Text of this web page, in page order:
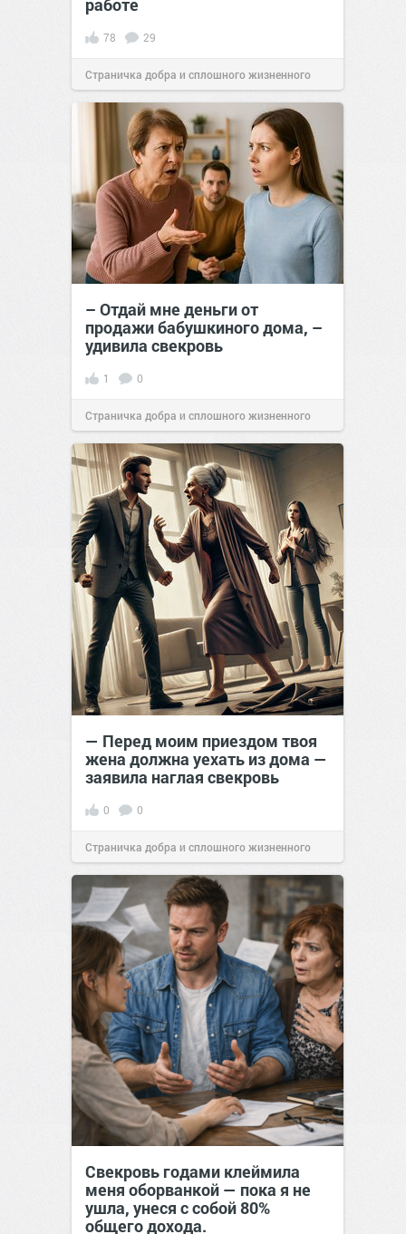
работе
78 29
Страничка добра и сплошного жизненного
позитива!20:1727 окт 2021
– Отдай мне деньги от
продажи бабушкиного дома, –
удивила свекровь
1 0
Страничка добра и сплошного жизненного
позитива!18:2007 апр 2025
— Перед моим приездом твоя
жена должна уехать из дома —
заявила наглая свекровь
0 0
Страничка добра и сплошного жизненного
позитива!20:4718 сен 2024
Свекровь годами клеймила
меня оборванкой — пока я не
ушла, унеся с собой 80%
общего дохода.